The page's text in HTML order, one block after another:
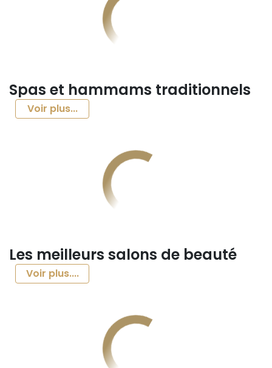
Spas et hammams traditionnels
Voir plus...
Les meilleurs salons de beauté
Voir plus....